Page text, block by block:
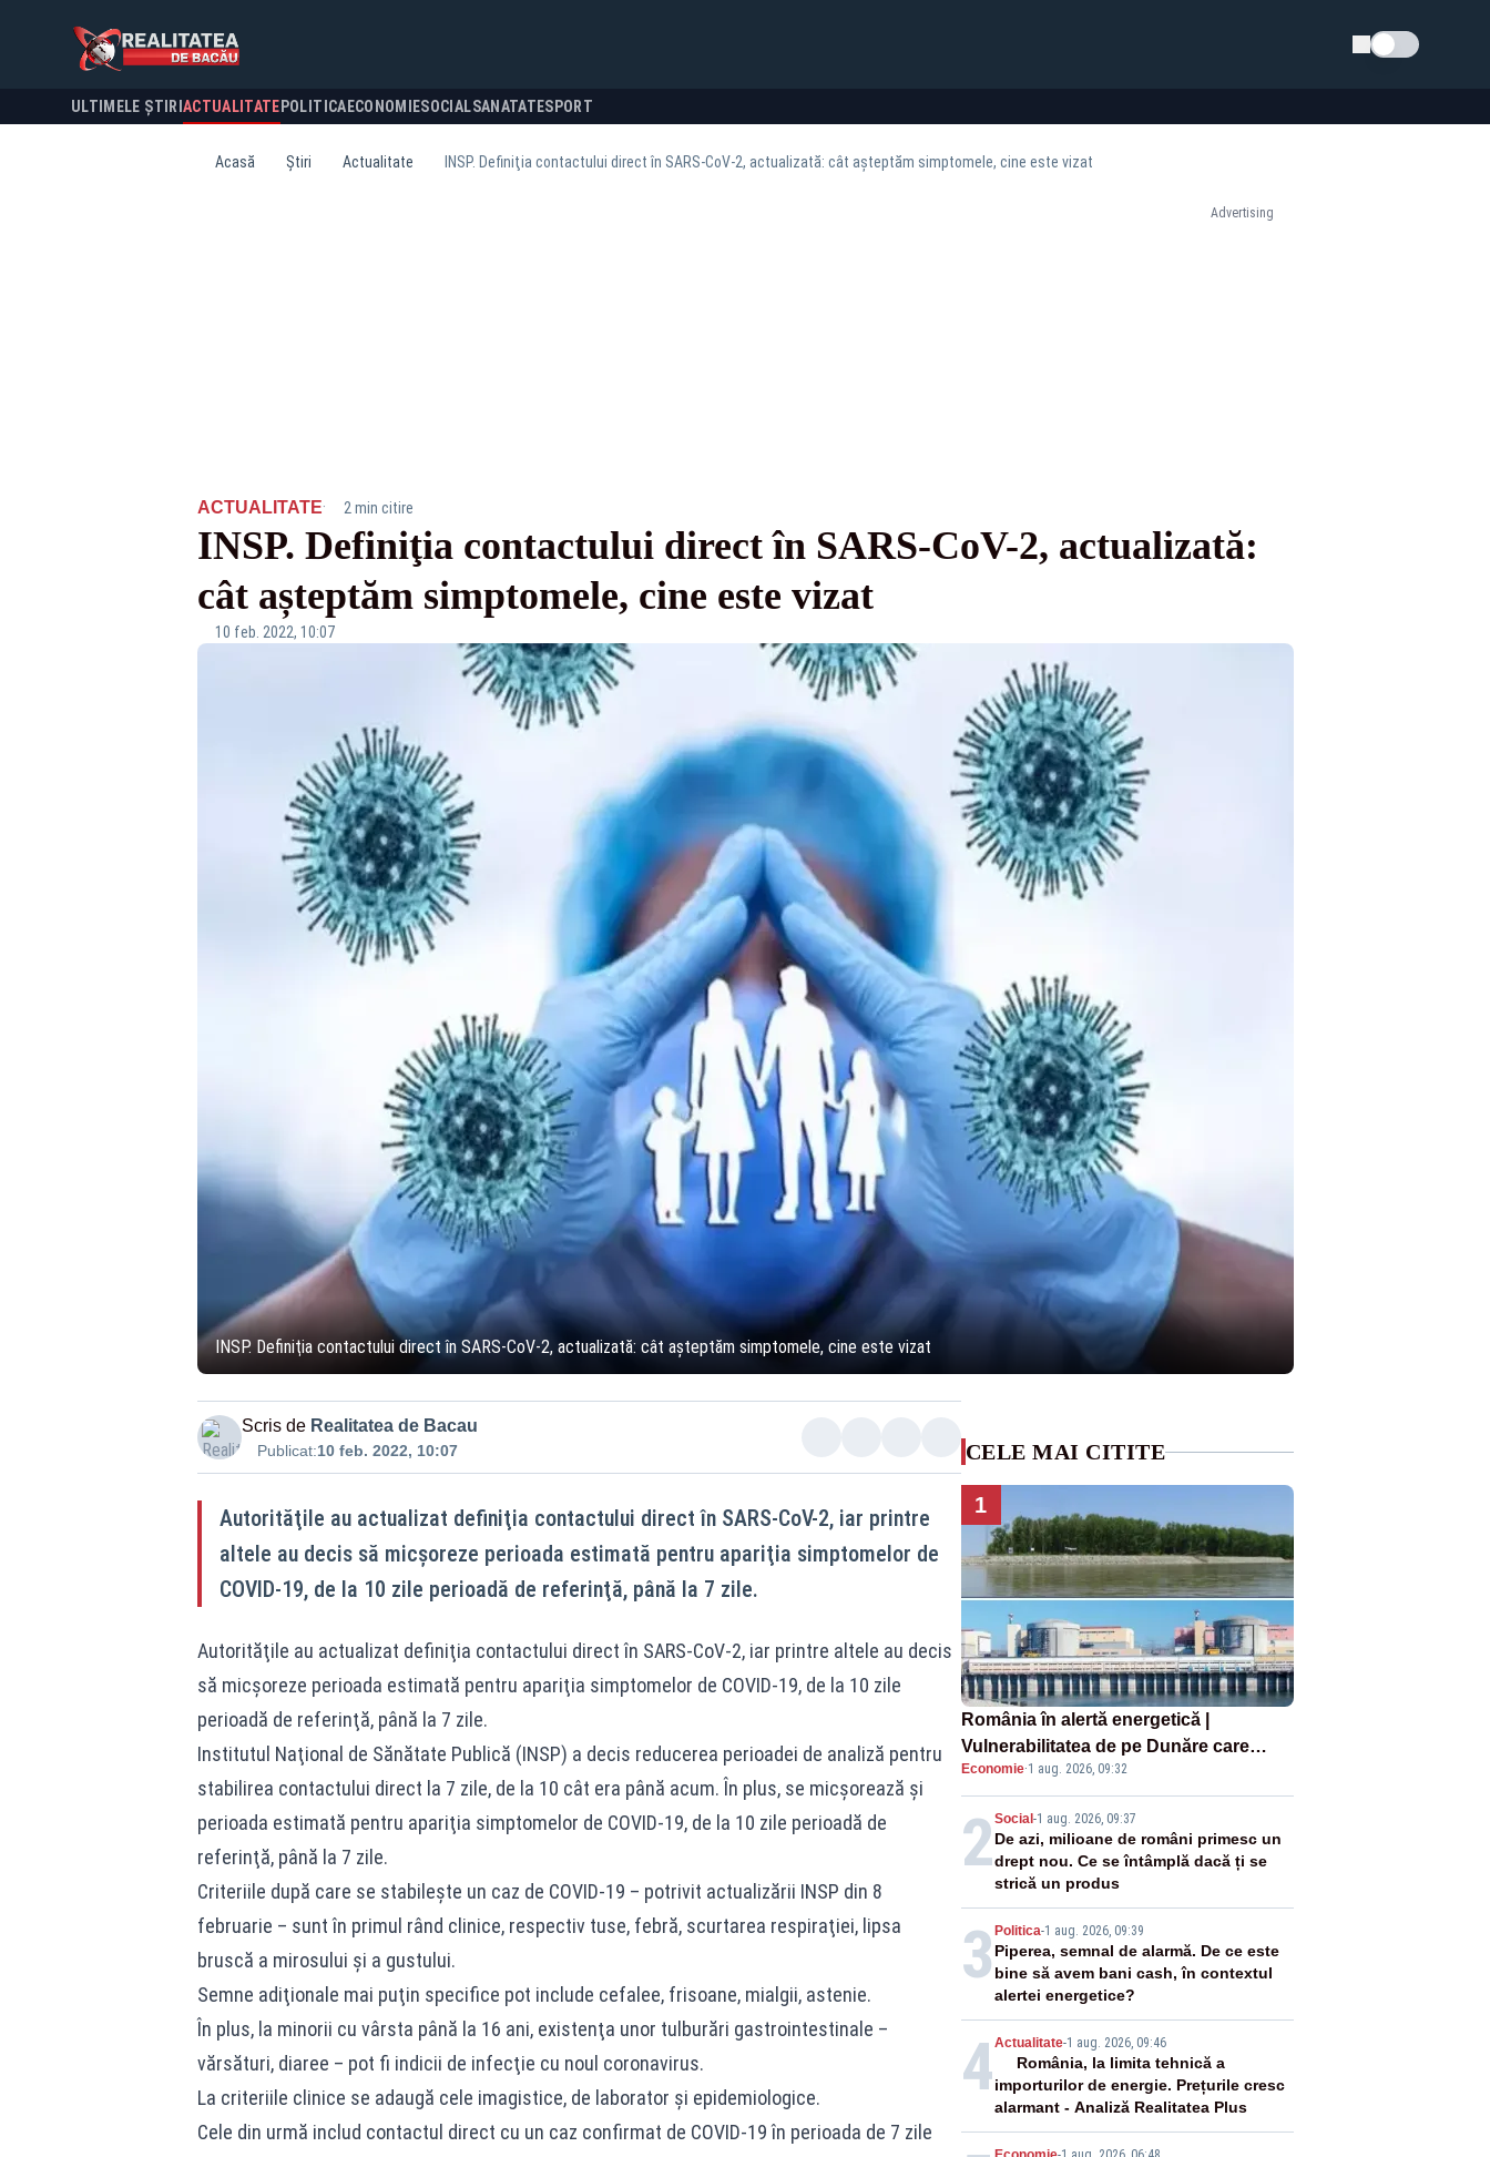
Schimba tema
ULTIMELE ȘTIRI ACTUALITATE POLITICA ECONOMIESOCIALSANATATESPORT
Acasă Știri Actualitate INSP. Definiţia contactului direct în SARS-CoV-2, actualizată: cât așteptăm simptomele, cine este vizat
Advertising
ACTUALITATE· 2 min citire
INSP. Definiţia contactului direct în SARS-CoV-2, actualizată:
cât așteptăm simptomele, cine este vizat
10 feb. 2022, 10:07
INSP. Definiţia contactului direct în SARS-CoV-2, actualizată: cât așteptăm simptomele, cine este vizat
Scris de Realitatea de Bacau
Publicat:10 feb. 2022, 10:07
Autorităţile au actualizat definiţia contactului direct în SARS-CoV-2, iar printre
altele au decis să micşoreze perioada estimată pentru apariţia simptomelor de
COVID-19, de la 10 zile perioadă de referinţă, până la 7 zile.
Autorităţile au actualizat definiţia contactului direct în SARS-CoV-2, iar printre altele au decis
să micşoreze perioada estimată pentru apariţia simptomelor de COVID-19, de la 10 zile
perioadă de referinţă, până la 7 zile.
Institutul Naţional de Sănătate Publică (INSP) a decis reducerea perioadei de analiză pentru
stabilirea contactului direct la 7 zile, de la 10 cât era până acum. În plus, se micşorează şi
perioada estimată pentru apariţia simptomelor de COVID-19, de la 10 zile perioadă de
referinţă, până la 7 zile.
Criteriile după care se stabileşte un caz de COVID-19 – potrivit actualizării INSP din 8
februarie – sunt în primul rând clinice, respectiv tuse, febră, scurtarea respiraţiei, lipsa
bruscă a mirosului şi a gustului.
Semne adiţionale mai puţin specifice pot include cefalee, frisoane, mialgii, astenie.
În plus, la minorii cu vârsta până la 16 ani, existenţa unor tulburări gastrointestinale –
vărsături, diaree – pot fi indicii de infecţie cu noul coronavirus.
La criteriile clinice se adaugă cele imagistice, de laborator şi epidemiologice.
Cele din urmă includ contactul direct cu un caz confirmat de COVID-19 în perioada de 7 zile
CELE MAI CITITE
1
România în alertă energetică |
Vulnerabilitatea de pe Dunăre care
pune în pericol Centrala Cernavodă era
cunoscută de pe vremea lui Ceaușescu
Economie·1 aug. 2026, 09:32
2Social -1 aug. 2026, 09:37
De azi, milioane de români primesc un
drept nou. Ce se întâmplă dacă ți se
strică un produs
3 Politica-1 aug. 2026, 09:39
Piperea, semnal de alarmă. De ce este
bine să avem bani cash, în contextul
alertei energetice?
4Actualitate-1 aug. 2026, 09:46
România, la limita tehnică a
importurilor de energie. Prețurile cresc
alarmant - Analiză Realitatea Plus